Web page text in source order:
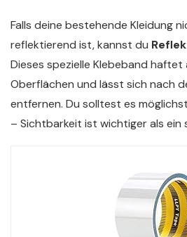
Falls deine bestehende Kleidung
reflektierend ist, kannst du
Dieses spezielle Klebeband haftet
Oberflächen und lässt sich nach
entfernen. Du solltest es
– Sichtbarkeit ist wichtiger als ein